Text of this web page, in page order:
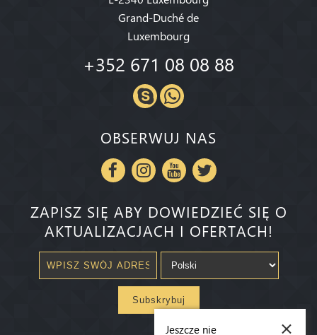
Grand-Duché de
Luxembourg
+352 671 08 08 88
OBSERWUJ NAS
ZAPISZ SIĘ ABY DOWIEDZIEĆ SIĘ O
AKTUALIZACJACH I OFERTACH!
Subskrybuj
×
Jeszcze nie